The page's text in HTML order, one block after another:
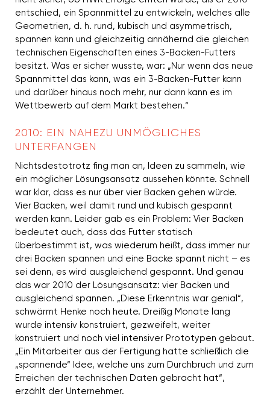
entschied, ein Spannmittel zu entwickeln, welches alle
Geometrien, d. h. rund, kubisch und asymmetrisch,
spannen kann und gleichzeitig annähernd die gleichen
technischen Eigenschaften eines 3-Backen-Futters
besitzt. Was er sicher wusste, war: „Nur wenn das neue
Spannmittel das kann, was ein 3-Backen-Futter kann
und darüber hinaus noch mehr, nur dann kann es im
Wettbewerb auf dem Markt bestehen.“
2010: EIN NAHEZU UNMÖGLICHES
UNTERFANGEN
Nichtsdestotrotz fing man an, Ideen zu sammeln, wie
ein möglicher Lösungsansatz aussehen könnte. Schnell
war klar, dass es nur über vier Backen gehen würde.
Vier Backen, weil damit rund und kubisch gespannt
werden kann. Leider gab es ein Problem: Vier Backen
bedeutet auch, dass das Futter statisch
überbestimmt ist, was wiederum heißt, dass immer nur
drei Backen spannen und eine Backe spannt nicht – es
sei denn, es wird ausgleichend gespannt. Und genau
das war 2010 der Lösungsansatz: vier Backen und
ausgleichend spannen. „Diese Erkenntnis war genial“,
schwärmt Henke noch heute. Dreißig Monate lang
wurde intensiv konstruiert, gezweifelt, weiter
konstruiert und noch viel intensiver Prototypen gebaut.
„Ein Mitarbeiter aus der Fertigung hatte schließlich die
„spannende“ Idee, welche uns zum Durchbruch und zum
Erreichen der technischen Daten gebracht hat“,
erzählt der Unternehmer.